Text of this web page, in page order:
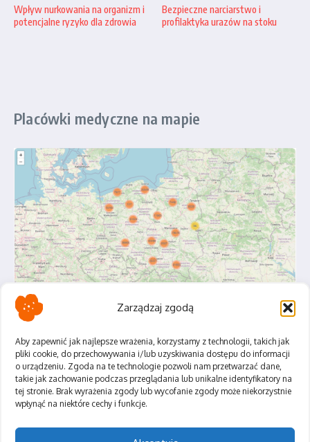
Zarządzaj zgodą
Aby zapewnić jak najlepsze wrażenia, korzystamy z technologii, takich jak
pliki cookie, do przechowywania i/lub uzyskiwania dostępu do informacji
o urządzeniu. Zgoda na te technologie pozwoli nam przetwarzać dane,
takie jak zachowanie podczas przeglądania lub unikalne identyfikatory na
tej stronie. Brak wyrażenia zgody lub wycofanie zgody może niekorzystnie
wpłynąć na niektóre cechy i funkcje.
Wpływ nurkowania na organizm i
potencjalne ryzyko dla zdrowia
Bezpieczne narciarstwo i
profilaktyka urazów na stoku
Placówki medyczne na mapie
Polityka Prywatności
Regulamin